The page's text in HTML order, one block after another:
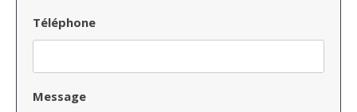
Téléphone
Message